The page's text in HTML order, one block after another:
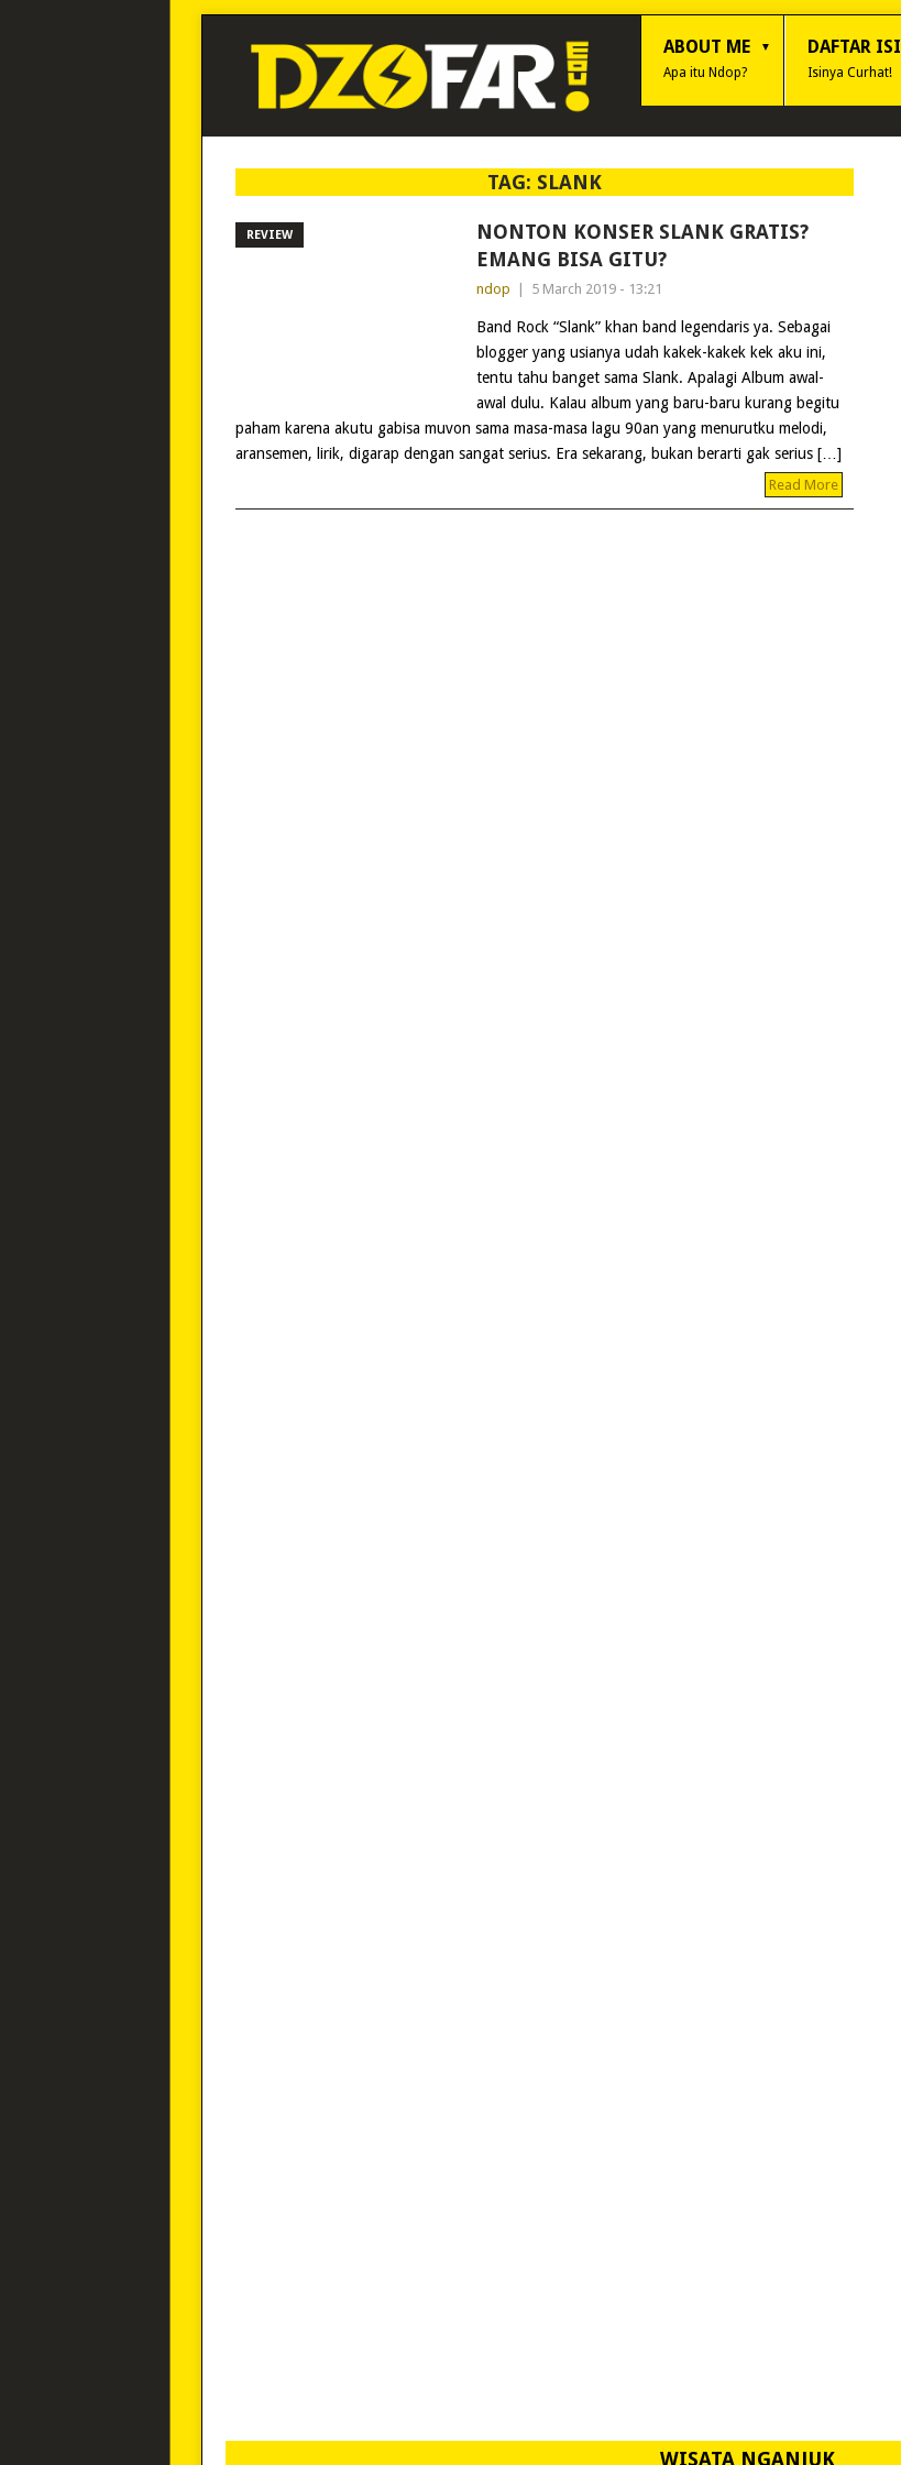
ABOUT ME
Apa itu Ndop?
DAFTAR ISI
Isinya Curhat!
TAG: SLANK
REVIEW
NONTON KONSER SLANK GRATIS?
EMANG BISA GITU?
ndop 5 March 2019 - 13:21
Band Rock “Slank” khan band legendaris ya. Sebagai
blogger yang usianya udah kakek-kakek kek aku ini,
tentu tahu banget sama Slank. Apalagi Album awal-
awal dulu. Kalau album yang baru-baru kurang begitu
paham karena akutu gabisa muvon sama masa-masa lagu 90an yang menurutku melodi,
aransemen, lirik, digarap dengan sangat serius. Era sekarang, bukan berarti gak serius […]
Read More
WISATA NGANJUK